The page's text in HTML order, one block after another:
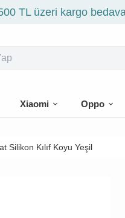
Xiaomi Oppo
Silikon Kılıf Koyu Yeşil